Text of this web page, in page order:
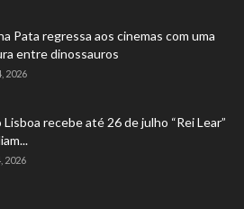
Pata regressa aos cinemas com uma
entre dinossauros
2026
Lisboa recebe até 26 de julho “Rei Lear”
2026